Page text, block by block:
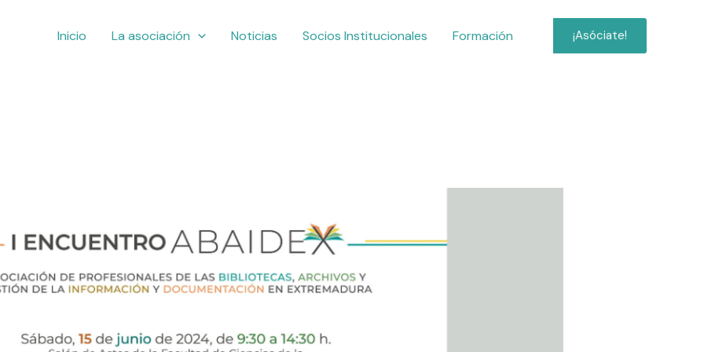
Inicio La asociación Noticias Socios Institucionales Formación ¡Asóciate!